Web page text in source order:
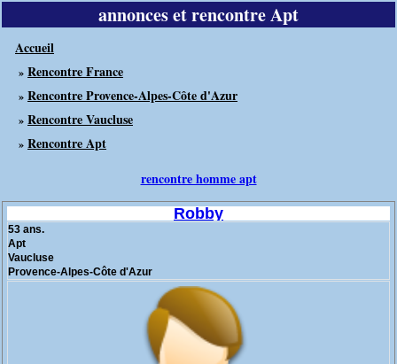
annonces et rencontre Apt
Accueil
» Rencontre France
» Rencontre Provence-Alpes-Côte d'Azur
» Rencontre Vaucluse
» Rencontre Apt
rencontre homme apt
Robby
53 ans.
Apt
Vaucluse
Provence-Alpes-Côte d'Azur